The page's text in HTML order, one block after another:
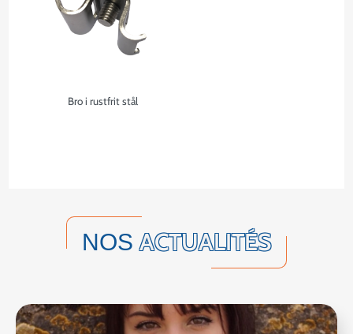
Bro i rustfrit stål
NOSACTUALITÉS